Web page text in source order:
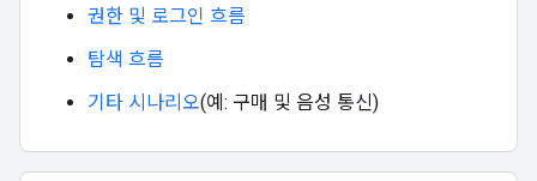
권한 및 로그인 흐름
탐색 흐름
기타 시나리오(예: 구매 및 음성 통신)